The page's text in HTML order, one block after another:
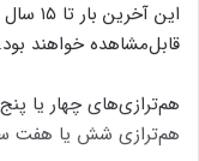
این
قابل‌مشاهده خواهند بود.
هم‌ترازی‌های چهار یا
هم‌ترازی شش یا هفت